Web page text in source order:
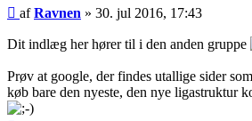
Indlæg
afRavnen » 30. jul 2016, 17:43
Dit indlæg her hører til i den anden gruppe
Prøv at google, der findes utallige sider
køb bare den nyeste, den nye ligastruktur